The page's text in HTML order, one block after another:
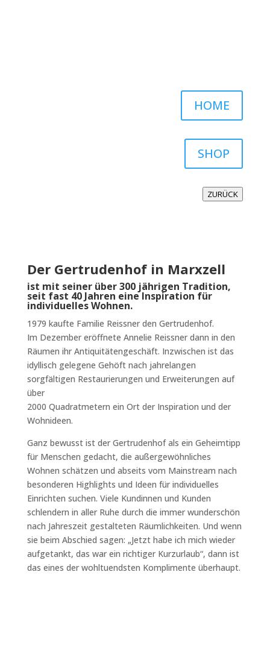
HOME
SHOP
ZURÜCK
Der Gertrudenhof in Marxzell
ist mit seiner über 300 jährigen Tradition,
seit fast 40 Jahren eine Inspiration für
individuelles Wohnen.
1979 kaufte Familie Reissner den Gertrudenhof.
Im Dezember eröffnete Annelie Reissner dann in den
Räumen ihr Antiquitätengeschäft. Inzwischen ist das
idyllisch gelegene Gehöft nach jahrelangen
sorgfältigen Restaurierungen und Erweiterungen auf
über
2000 Quadratmetern ein Ort der Inspiration und der
Wohnideen.
Ganz bewusst ist der Gertrudenhof als ein Geheimtipp
für Menschen gedacht, die außergewöhnliches
Wohnen schätzen und abseits vom Mainstream nach
besonderen Highlights und Ideen für individuelles
Einrichten suchen. Viele Kundinnen und Kunden
schlendern in aller Ruhe durch die immer wunderschön
nach Jahreszeit gestalteten Räumlichkeiten. Und wenn
sie beim Abschied sagen: „Jetzt habe ich mich wieder
aufgetankt, das war ein richtiger Kurzurlaub“, dann ist
das eines der wohltuendsten Komplimente überhaupt.